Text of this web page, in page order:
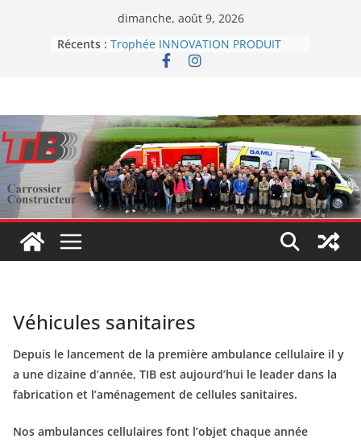
dimanche, août 9, 2026
Récents : Trophée INNOVATION PRODUIT
RESPONSABLE
Panneau sandwich
C’est avec émotion et tristesse que
nous avons appris le décès de
notre ami et collègue ALAIN
HARANG
Véhicules sanitaires
Depuis le lancement de la première ambulance cellulaire il y
a une dizaine d’année, TIB est aujourd’hui le leader dans la
fabrication et l’aménagement de cellules sanitaires.
Nos ambulances cellulaires font l’objet chaque année